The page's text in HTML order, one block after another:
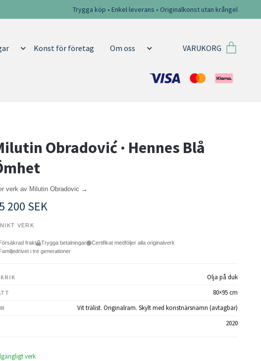
Trygga köp • Enkel leverans • Originalkonst utan krångel
Konst för företag Om oss VARUKORG
Obradović · Hennes Blå
verk av Milutin Obradovic →
200 SEK
VERK
frakt Trygga betalningar
Certifikat medföljer alla originalverk
i tre generationer
Olja på duk
80×95 cm
Vit trälist. Originalram. Skylt med konstnärsnamn (avtagbar)
2020
verk